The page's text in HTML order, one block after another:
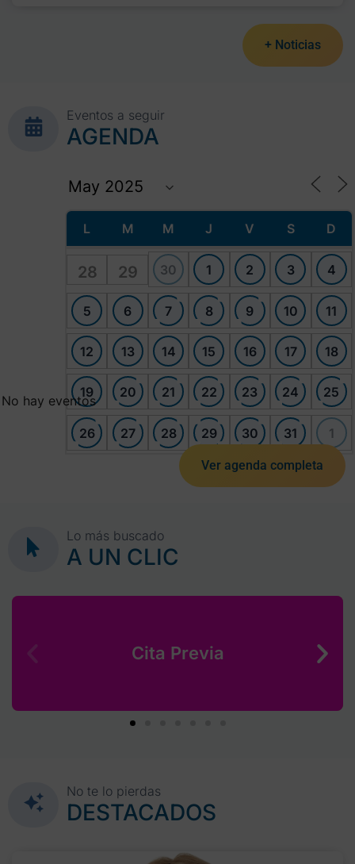
+ Noticias
Eventos a seguir
AGENDA
L M M J V S D
28 29 30 1 2 3 4
5 6 7 8 9 10 11
12 13 14 15 16 17 18
19 20 21 22 23 24 25
26 27 28 29 30 31 1
No hay eventos
Ver agenda completa
Lo más buscado
A UN CLIC
Cita Previa
No te lo pierdas
DESTACADOS